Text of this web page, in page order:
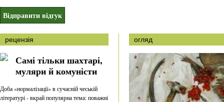
рецензія
Самі тільки шахтарі,
муляри й комуністи
Доба «нормалізації» в сучасній чеській
літературі - вкрай популярна тема: поважні
огляд